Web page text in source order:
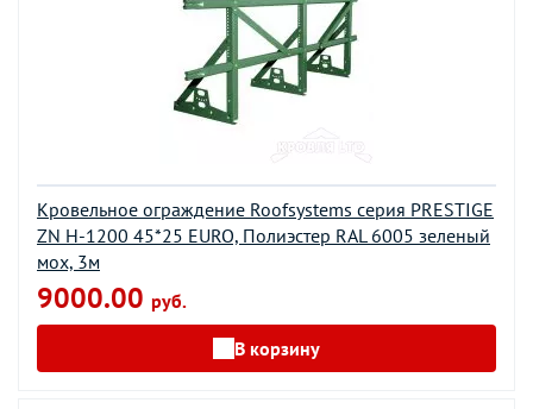
Кровельное ограждение Roofsystems серия PRESTIGE
ZN H-1200 45*25 EURO, Полиэстер RAL 6005 зеленый
мох, 3м
9000.00 руб.
В корзину